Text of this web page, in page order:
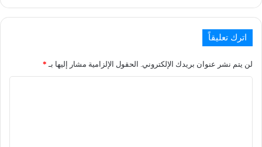
اترك تعليقاً
لن يتم نشر عنوان بريدك الإلكتروني. الحقول الإلزامية مشار إليها بـ *